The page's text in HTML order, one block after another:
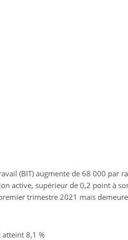
(BIT) augmente de 68 000 par
active, supérieur de 0,2 point à
trimestre 2021 mais
8,1 %